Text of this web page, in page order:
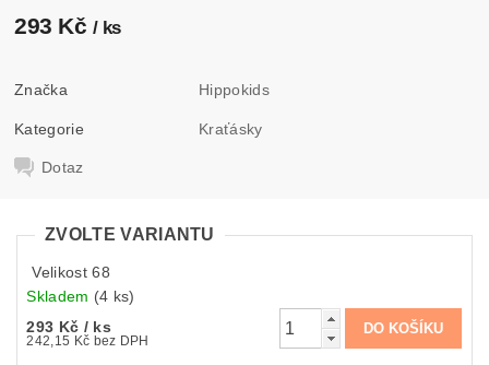
293 Kč / ks
Značka Hippokids
Kategorie Kraťásky
Dotaz
ZVOLTE VARIANTU
Velikost 68
Skladem (4 ks)
293 Kč / ks
242,15 Kč bez DPH